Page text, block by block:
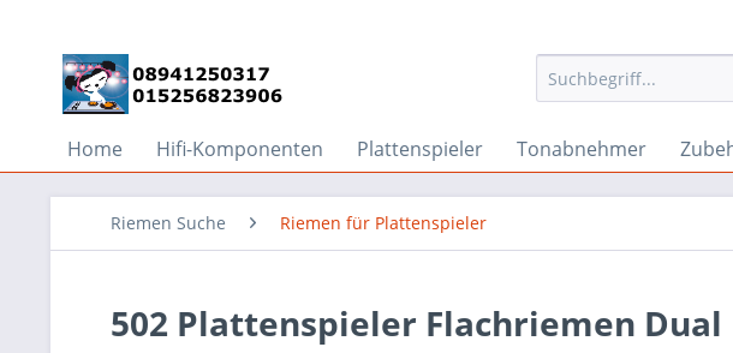
Home Hifi-Komponenten Plattenspieler Tonabnehmer
Riemen Suche Riemen für Plattenspieler
502 Plattenspieler Flachriemen Dual